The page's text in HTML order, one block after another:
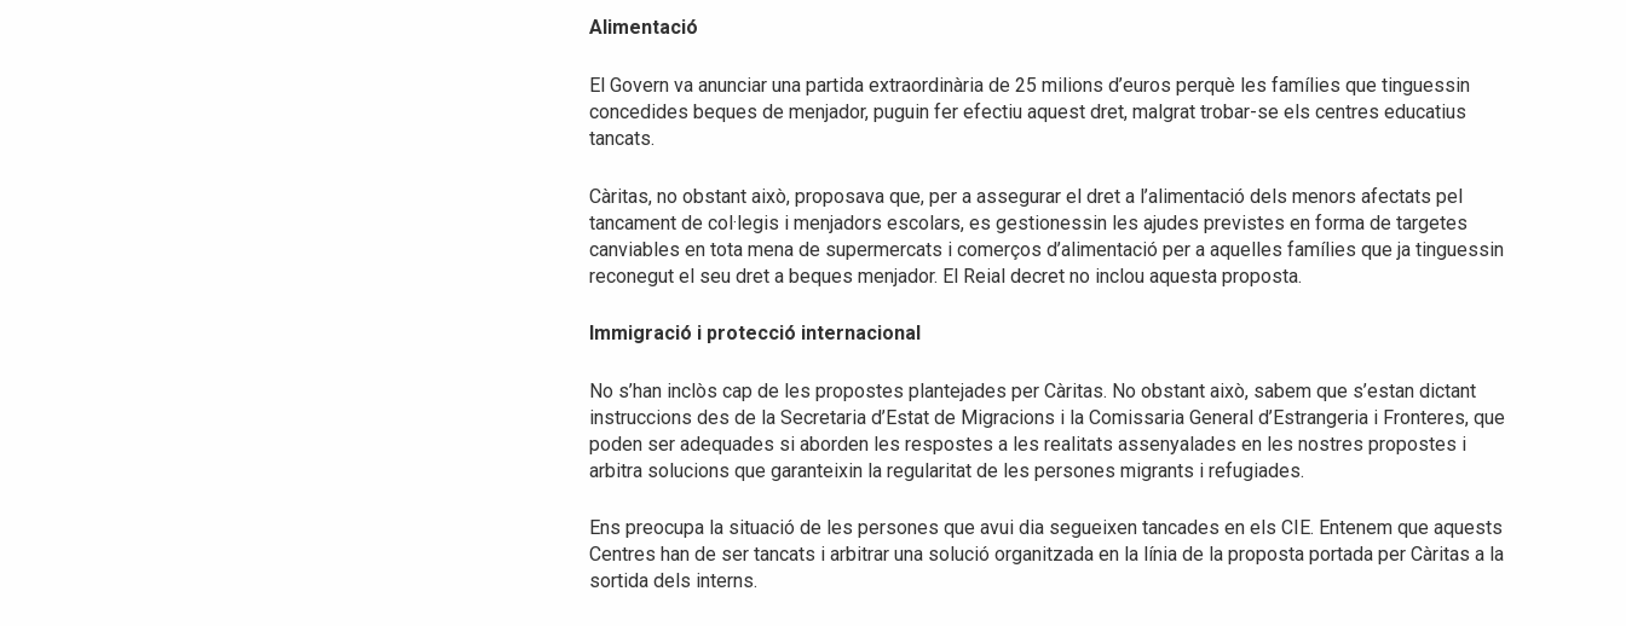
Alimentació
El Govern va anunciar una partida extraordinària de 25 milions d’euros perquè les famílies que tinguessin
concedides beques de menjador, puguin fer efectiu aquest dret, malgrat trobar-se els centres educatius
tancats.
Càritas, no obstant això, proposava que, per a assegurar el dret a l’alimentació dels menors afectats pel
tancament de col·legis i menjadors escolars, es gestionessin les ajudes previstes en forma de targetes
canviables en tota mena de supermercats i comerços d’alimentació per a aquelles famílies que ja tinguessin
reconegut el seu dret a beques menjador. El Reial decret no inclou aquesta proposta.
Immigració i protecció internacional
No s’han inclòs cap de les propostes plantejades per Càritas. No obstant això, sabem que s’estan dictant
instruccions des de la Secretaria d’Estat de Migracions i la Comissaria General d’Estrangeria i Fronteres, que
poden ser adequades si aborden les respostes a les realitats assenyalades en les nostres propostes i
arbitra solucions que garanteixin la regularitat de les persones migrants i refugiades.
Ens preocupa la situació de les persones que avui dia segueixen tancades en els CIE. Entenem que aquests
Centres han de ser tancats i arbitrar una solució organitzada en la línia de la proposta portada per Càritas a la
sortida dels interns.